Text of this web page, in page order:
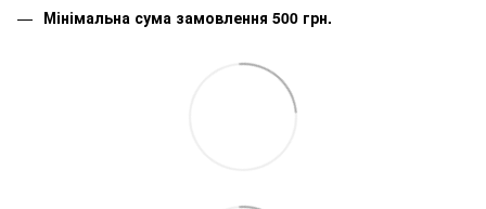
Мінімальна сума замовлення 500 грн.